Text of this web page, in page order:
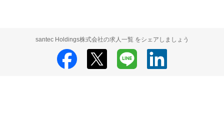
santec Holdings株式会社の求人一覧 をシェアしましょう